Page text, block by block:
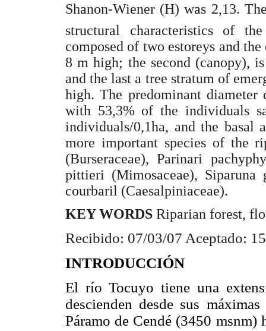
Shanon-Wiener (H) was 2,13.
structural characteristics of
composed of two estoreys and
8 m high; the second (canopy),
and the last a tree stratum of
high. The predominant
with 53,3% of the individuals
individuals/0,1ha, and the basal
more important species of the
(Burseraceae), Parinari
pittieri (Mimosaceae), Siparuna
courbaril (Caesalpiniaceae).
KEY WORDS Riparian forest,
Recibido: 07/03/07 Aceptado:
INTRODUCCIÓN
El río Tocuyo tiene una
descienden desde sus
Páramo de Cendé (3450